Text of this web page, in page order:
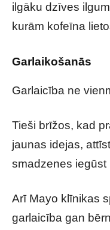
ilgāku dzīves
kurām kofeīna
Garlaikošanās
Garlaicība ne
Tieši brīžos, kad
jaunas idejas,
smadzenes iegūst
Arī Mayo klīnikas
garlaicība gan